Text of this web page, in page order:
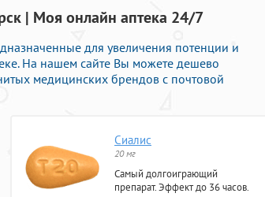
| Моя онлайн аптека 24/7
для увеличения потенции и
На нашем сайте Вы можете дешево
медицинских брендов с почтовой
Сиалис
20 мг
Самый долгоиграющий
препарат. Эффект до 36 часов.